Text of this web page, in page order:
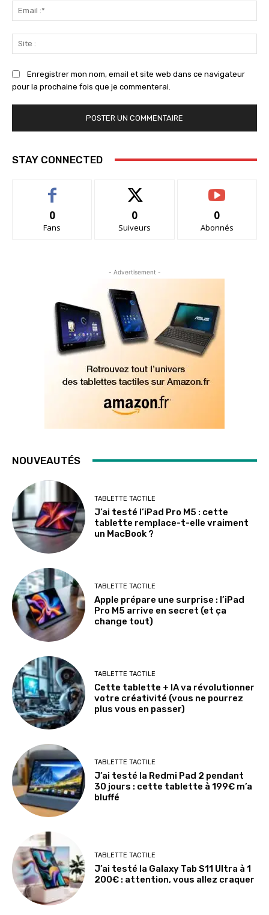
:*
:
Enregistrer mon nom, email et site web dans ce navigateur
pour la prochaine fois que je commenterai.
STAY CONNECTED
0
Fans
0
Suiveurs
0
Abonnés
- Advertisement -
NOUVEAUTÉS
TABLETTE TACTILE
J’ai testé l’iPad Pro M5 : cette
tablette remplace-t-elle vraiment
un MacBook ?
TABLETTE TACTILE
Apple prépare une surprise : l’iPad
Pro M5 arrive en secret (et ça
change tout)
TABLETTE TACTILE
Cette tablette + IA va révolutionner
votre créativité (vous ne pourrez
plus vous en passer)
TABLETTE TACTILE
J’ai testé la Redmi Pad 2 pendant
30 jours : cette tablette à 199€ m’a
bluffé
TABLETTE TACTILE
J’ai testé la Galaxy Tab S11 Ultra à 1
200€ : attention, vous allez craquer